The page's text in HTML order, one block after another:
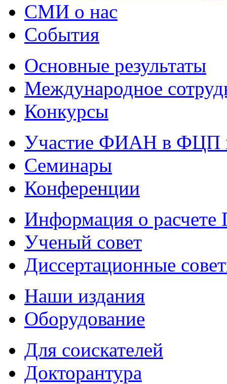
СМИ о нас
События
Основные результаты
Международное
Конкурсы
Участие ФИАН в ФЦП
Семинары
Конференции
Информация о
Ученый совет
Диссертационные
Наши издания
Оборудование
Для соискателей
Докторантура